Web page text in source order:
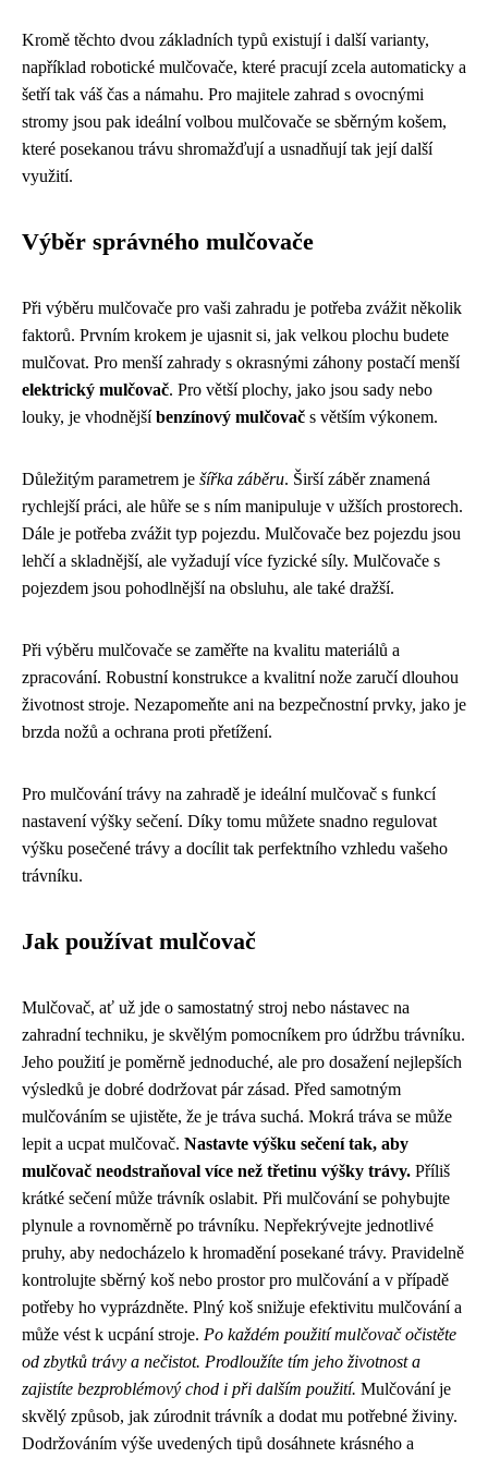
Kromě těchto dvou základních typů existují i další varianty,
například robotické mulčovače, které pracují zcela automaticky a
šetří tak váš čas a námahu. Pro majitele zahrad s ovocnými
stromy jsou pak ideální volbou mulčovače se sběrným košem,
které posekanou trávu shromažďují a usnadňují tak její další
využití.
Výběr správného mulčovače
Při výběru mulčovače pro vaši zahradu je potřeba zvážit několik
faktorů. Prvním krokem je ujasnit si, jak velkou plochu budete
mulčovat. Pro menší zahrady s okrasnými záhony postačí menší
elektrický mulčovač. Pro větší plochy, jako jsou sady nebo
louky, je vhodnějšíbenzínový mulčovač s větším výkonem.
Důležitým parametrem je šířka záběru. Širší záběr znamená
rychlejší práci, ale hůře se s ním manipuluje v užších prostorech.
Dále je potřeba zvážit typ pojezdu. Mulčovače bez pojezdu jsou
lehčí a skladnější, ale vyžadují více fyzické síly. Mulčovače s
pojezdem jsou pohodlnější na obsluhu, ale také dražší.
Při výběru mulčovače se zaměřte na kvalitu materiálů a
zpracování. Robustní konstrukce a kvalitní nože zaručí dlouhou
životnost stroje. Nezapomeňte ani na bezpečnostní prvky, jako je
brzda nožů a ochrana proti přetížení.
Pro mulčování trávy na zahradě je ideální mulčovač s funkcí
nastavení výšky sečení. Díky tomu můžete snadno regulovat
výšku posečené trávy a docílit tak perfektního vzhledu vašeho
trávníku.
Jak používat mulčovač
Mulčovač, ať už jde o samostatný stroj nebo nástavec na
zahradní techniku, je skvělým pomocníkem pro údržbu trávníku.
Jeho použití je poměrně jednoduché, ale pro dosažení nejlepších
výsledků je dobré dodržovat pár zásad. Před samotným
mulčováním se ujistěte, že je tráva suchá. Mokrá tráva se může
lepit a ucpat mulčovač. Nastavte výšku sečení tak, aby
mulčovač neodstraňoval více než třetinu výšky trávy. Příliš
krátké sečení může trávník oslabit. Při mulčování se pohybujte
plynule a rovnoměrně po trávníku. Nepřekrývejte jednotlivé
pruhy, aby nedocházelo k hromadění posekané trávy. Pravidelně
kontrolujte sběrný koš nebo prostor pro mulčování a v případě
potřeby ho vyprázdněte. Plný koš snižuje efektivitu mulčování a
může vést k ucpání stroje. Po každém použití mulčovač očistěte
od zbytků trávy a nečistot. Prodloužíte tím jeho životnost a
zajistíte bezproblémový chod i při dalším použití. Mulčování je
skvělý způsob, jak zúrodnit trávník a dodat mu potřebné živiny.
Dodržováním výše uvedených tipů dosáhnete krásného a